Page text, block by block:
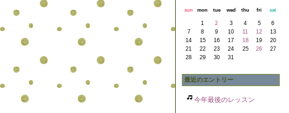
sun mon tue wed thu fri sat
1 2 3 4 5
6
7
8 9 10 11 12
13
14
15 16 17 18 19
20
21
22 23 24 25 26
27
28
29 30 31
最近のエントリー
今年最後のレッスン